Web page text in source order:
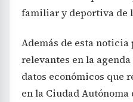
familiar y deportiva de
Además de esta
relevantes en la
datos económicos que
en la Ciudad Autónoma